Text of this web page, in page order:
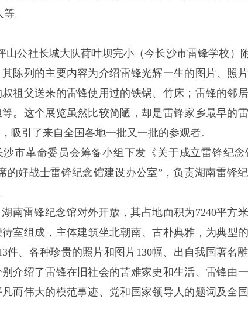
。
山公社长城大队荷叶坝完小（今长沙市雷锋学校）
陈列的主要内容为介绍雷锋光辉一生的图片、照
祖父送来的雷锋使用过的铁锅、竹床；雷锋的邻
。这个展览虽然比较简陋，却是雷锋家乡最早的
吸引了来自全国各地一批又一批的参观者。
沙市革命委员会筹备小组下发《关于成立雷锋纪
的好战士雷锋纪念馆建设办公室”，负责湖南雷锋
湖南雷锋纪念馆对外开放，其占地面积为7240平方
室组成，主体建筑坐北朝南、古朴典雅，为典型
件、各种珍贵的照片和图片130幅、出自我国著名
介绍了雷锋在旧社会的苦难家史和生活、雷锋由
而伟大的模范事迹、党和国家领导人的题词及全